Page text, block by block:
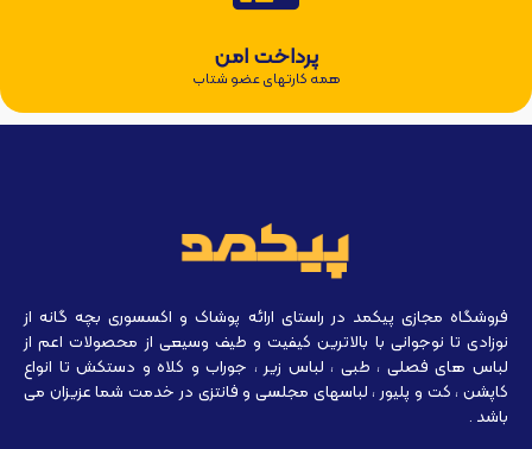
پرداخت امن
همه کارتهای عضو شتاب
فروشگاه مجازی پیکمد در راستای ارائه پوشاک و اکسسوری بچه گانه از
نوزادی تا نوجوانی با بالاترین کیفیت و طیف وسیعی از محصولات اعم از
لباس های فصلی ، طبی ، لباس زیر ، جوراب و کلاه و دستکش تا انواع
کاپشن ، کت و پلیور ، لباسهای مجلسی و فانتزی در خدمت شما عزیزان می
باشد .